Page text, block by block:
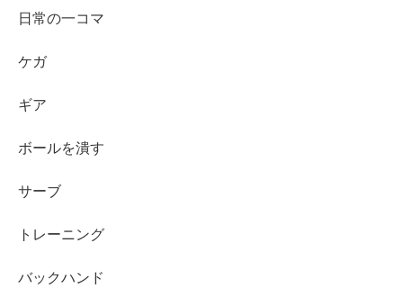
日常の一コマ
ケガ
ギア
ボールを潰す
サーブ
トレーニング
バックハンド